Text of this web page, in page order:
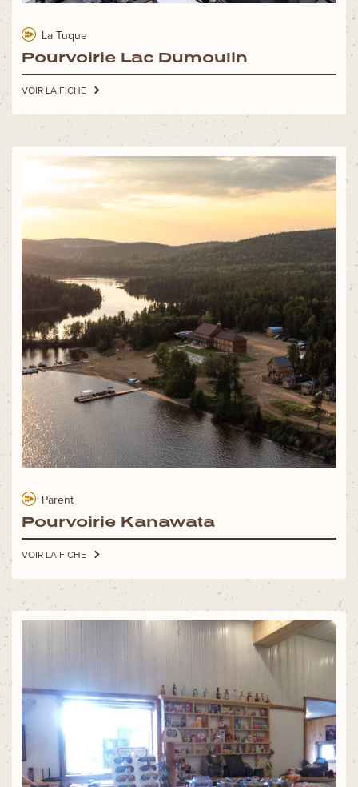
La Tuque
Pourvoirie Lac Dumoulin
VOIR LA FICHE
Parent
Pourvoirie Kanawata
VOIR LA FICHE